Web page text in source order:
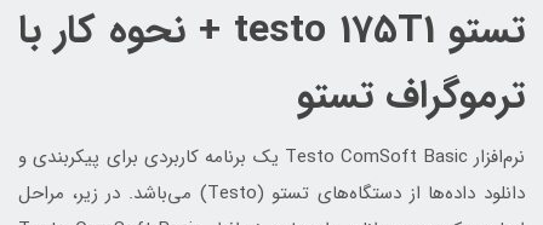
تستو testo 175T1 + نحوه کار با
ترموگراف تستو
نرم‌افزار Testo ComSoft Basic یک برنامه کاربردی برای پیکربندی و
دانلود داده‌ها از دستگاه‌های تستو (Testo) می‌باشد. در زیر، مراحل